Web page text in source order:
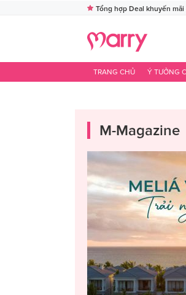
Tổng hợp Deal khuyến mãi
TRANG CHỦ Ý TƯỞNG
M-Magazine